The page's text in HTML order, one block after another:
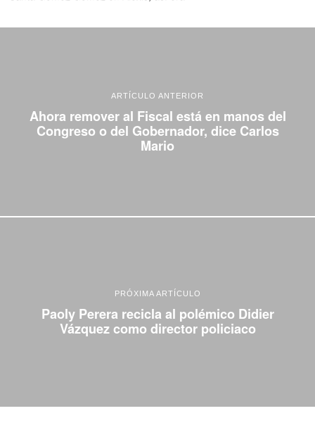
ARTÍCULO ANTERIOR
Ahora remover al Fiscal está en manos del
Congreso o del Gobernador, dice Carlos
Mario
PRÓXIMA ARTÍCULO
Paoly Perera recicla al polémico Didier
Vázquez como director policiaco